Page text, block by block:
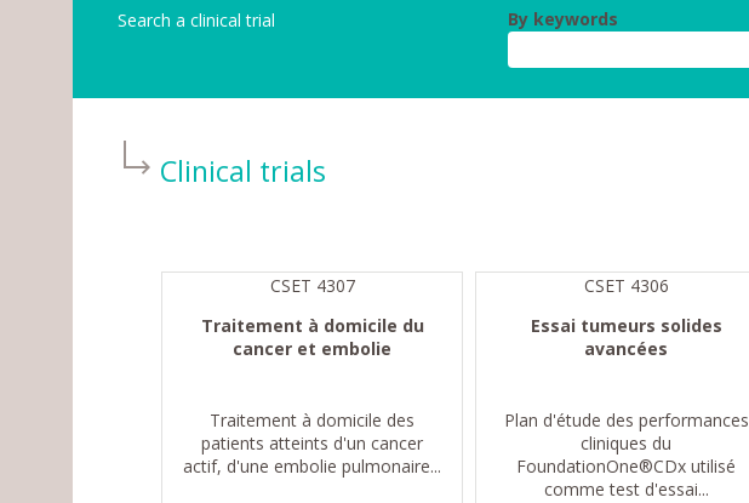
Search a clinical trial By keywords
Clinical trials
CSET 4307
Traitement à domicile du
cancer et embolie
Traitement à domicile des
patients atteints d'un cancer
actif, d'une embolie pulmonaire...
CSET 4306
Essai tumeurs solides
avancées
Plan d'étude des performances
cliniques du
FoundationOne®CDx utilisé
comme test d'essai...